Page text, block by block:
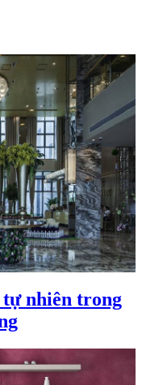
nhiên trong